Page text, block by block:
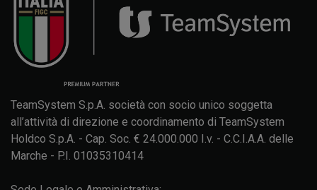
TeamSystem S.p.A. società con socio unico soggetta
all’attività di direzione e coordinamento di TeamSystem
Holdco S.p.A. - Cap. Soc. € 24.000.000 I.v. - C.C.I.A.A. delle
Marche - P.I. 01035310414